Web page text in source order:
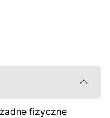
Zalecamy
z zamówieniem,
żadne fizyczne